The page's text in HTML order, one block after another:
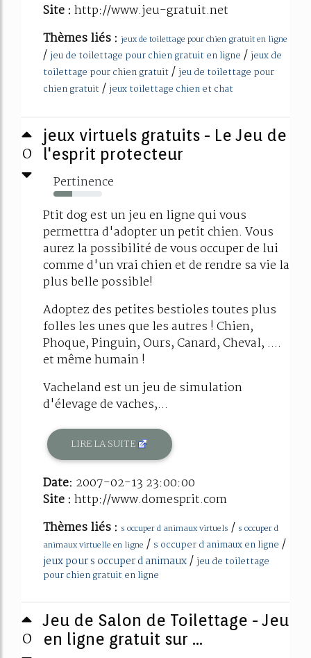
Site : http://www.jeu-gratuit.net
Thèmes liés : jeux de toilettage pour chien gratuit en ligne
/ jeu de toilettage pour chien gratuit en ligne / jeux de
toilettage pour chien gratuit / jeu de toilettage pour
chien gratuit / jeux toilettage chien et chat
0
jeux virtuels gratuits - Le Jeu de
l'esprit protecteur
Pertinence
38%
Ptit dog est un jeu en ligne qui vous
permettra d'adopter un petit chien. Vous
aurez la possibilité de vous occuper de lui
comme d'un vrai chien et de rendre sa vie la
plus belle possible!
Adoptez des petites bestioles toutes plus
folles les unes que les autres ! Chien,
Phoque, Pinguin, Ours, Canard, Cheval, ....
et même humain !
Vacheland est un jeu de simulation
d'élevage de vaches,...
LIRE LA SUITE
Date: 2007-02-13 23:00:00
Site : http://www.domesprit.com
Thèmes liés : s occuper d animaux virtuels / s occuper d
animaux virtuelle en ligne / s occuper d animaux en ligne /
jeux pour s occuper d animaux/jeu de toilettage
pour chien gratuit en ligne
0
Jeu de Salon de Toilettage - Jeu
en ligne gratuit sur ...